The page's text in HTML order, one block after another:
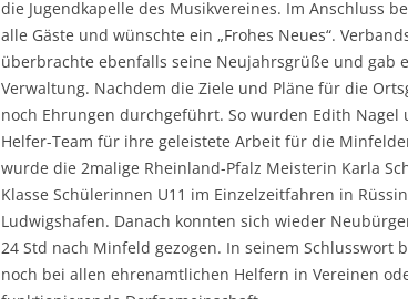
die Jugendkapelle des Musikvereines. Im Anschluss
alle Gäste und wünschte ein „Frohes Neues“.
überbrachte ebenfalls seine Neujahrsgrüße und gab
Verwaltung. Nachdem die Ziele und Pläne für die
noch Ehrungen durchgeführt. So wurden Edith Nagel
Helfer-Team für ihre geleistete Arbeit für die
wurde die 2malige Rheinland-Pfalz Meisterin Karla
Klasse Schülerinnen U11 im Einzelzeitfahren in
Ludwigshafen. Danach konnten sich wieder
24 Std nach Minfeld gezogen. In seinem Schlusswort
noch bei allen ehrenamtlichen Helfern in Vereinen